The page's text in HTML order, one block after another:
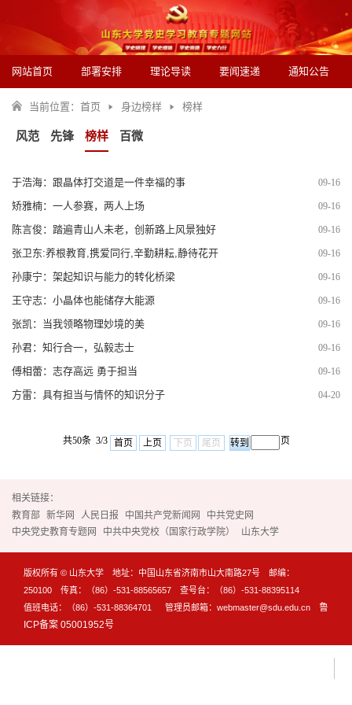
网站首页 部署安排 理论导读 要闻速递 通知公告
当前位置： 首页 身边榜样 榜样
风范 先锋 榜样 百微
于浩海：跟晶体打交道是一件幸福的事 09-16
矫雅楠：一人参赛，两人上场 09-16
陈言俊：踏遍青山人未老，创新路上风景独好 09-16
张卫东:养根教育,携爱同行,辛勤耕耘,静待花开 09-16
孙康宁：架起知识与能力的转化桥梁 09-16
王守志：小晶体也能储存大能源 09-16
张凯：当我领略物理妙境的美 09-16
孙君：知行合一，弘毅志士 09-16
傅相蕾：志存高远 勇于担当 09-16
方雷：具有担当与情怀的知识分子 04-20
共50条 3/3 首页 上页 下页 尾页 页
相关链接：
教育部 新华网 人民日报 中国共产党新闻网
中共党史网
中央党史教育专题网
中共中央党校（国家行政学院） 山东大学
版权所有 © 山东大学 地址：中国山东省济南市山大南路27号 邮编：
250100 传真：（86）-531-88565657 查号台：（86）-531-88395114
值班电话：（86）-531-88364701 管理员邮箱：webmaster@sdu.edu.cn 鲁
ICP备案 05001952号